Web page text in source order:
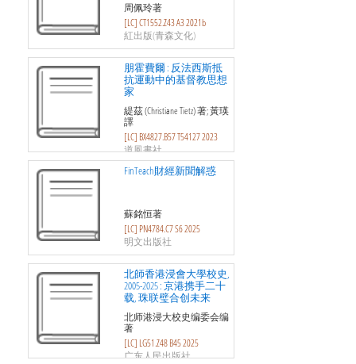
周佩玲著
[LC] CT1552.Z43 A3 2021b
紅出版(青森文化)
朋霍費爾 : 反法西斯抵
抗運動中的基督教思想
家
緹茲 (Christiane Tietz) 著; 黃瑛
譯
[LC] BX4827.B57 T54127 2023
道風書社
FinTeach財經新聞解惑
蘇銘恒著
[LC] PN4784.C7 S6 2025
明文出版社
北師香港浸會大學校史,
2005-2025 : 京港携手二十
载, 珠联璧合创未来
北师港浸大校史编委会编
著
[LC] LG51.Z48 B45 2025
广东人民出版社